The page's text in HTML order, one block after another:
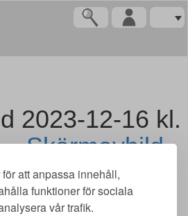
att anpassa innehåll,
funktioner för sociala
vår trafik.
2023-12-16 kl.
Skärmavbild
09.06.24
2023